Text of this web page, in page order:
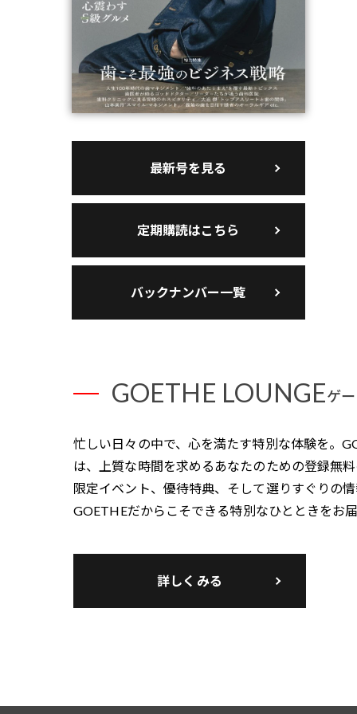
最新号を見る
定期購読はこちら
バックナンバー一覧
GOETHE LOUNGEゲ
忙しい日々の中で、心を満たす特別な体験を。
は、上質な時間を求めるあなたのための登録無
限定イベント、優待特典、そして選りすぐりの
GOETHEだからこそできる特別なひとときをお
詳しくみる